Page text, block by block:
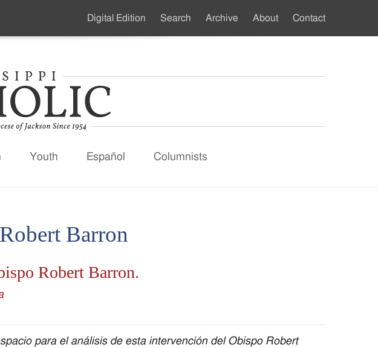
Youth Español Columnists
Secondary
Digital Edition Search Archive About Contact
Barron
Robert Barron.
para el análisis de esta intervención del Obispo Robert